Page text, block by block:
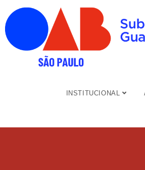
INSTITUCIONAL